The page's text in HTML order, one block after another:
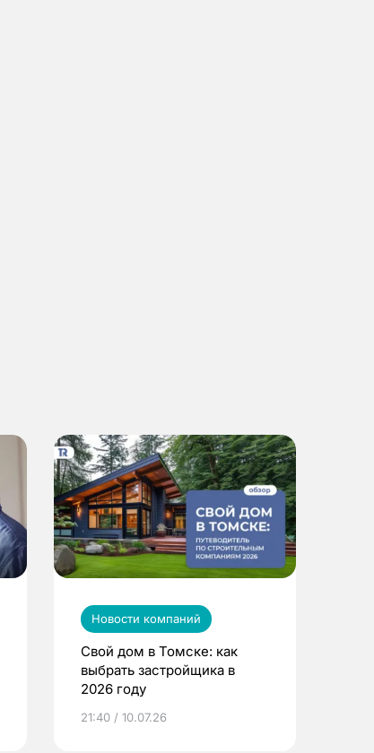
Новости компаний
Свой дом в Томске: как
выбрать застройщика в
2026 году
21:40 / 10.07.26